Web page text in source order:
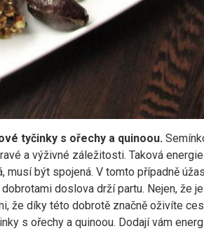
tyčinky s ořechy a quinoou.
a výživné záležitosti. Taková
musí být spojená. V tomto případně
doslova drží partu. Nejen, že je
že díky této dobrotě značně oživíte
s ořechy a quinoou. Dodají vám